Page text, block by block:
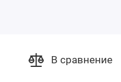
В сравнение